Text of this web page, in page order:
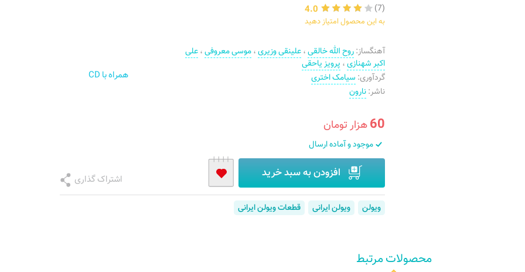
(7)
4.0
به این محصول امتیاز دهید
آهنگساز:روح الله خالقی،علینقی وزیری،موسی معروفی،علی
اکبر شهنازی، پرویز یاحقی
گردآوری: سیامک اختری
ناشر:نارون
همراه با CD
60هزار تومان
موجود و آماده ارسال
افزودن به سبد خرید اشتراک گذاری
ویولن ویولن ایرانی قطعات ویولن ایرانی
محصولات مرتبط